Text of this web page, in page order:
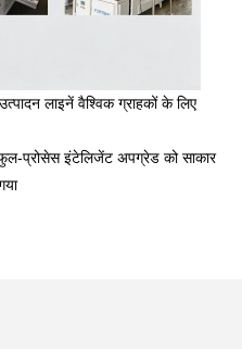
लाइनें वैश्विक ग्राहकों के लिए
प्रोसेस इंटेलिजेंट अपग्रेड को साकार